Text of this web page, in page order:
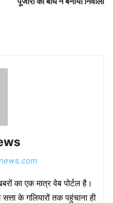
का एक मात्र वेब पोर्टल है।
के गलियारों तक पहुंचाना ही